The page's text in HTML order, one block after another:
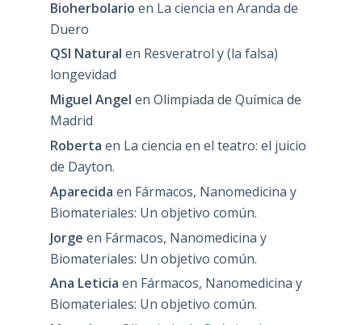
Bioherbolario en La ciencia en Aranda de
Duero
QSI Natural en Resveratrol y (la falsa)
longevidad
Miguel Angel en Olimpiada de Química de
Madrid
Roberta en La ciencia en el teatro: el juicio
de Dayton.
Aparecida en Fármacos, Nanomedicina y
Biomateriales: Un objetivo común.
Jorge en Fármacos, Nanomedicina y
Biomateriales: Un objetivo común.
Ana Leticia en Fármacos, Nanomedicina y
Biomateriales: Un objetivo común.